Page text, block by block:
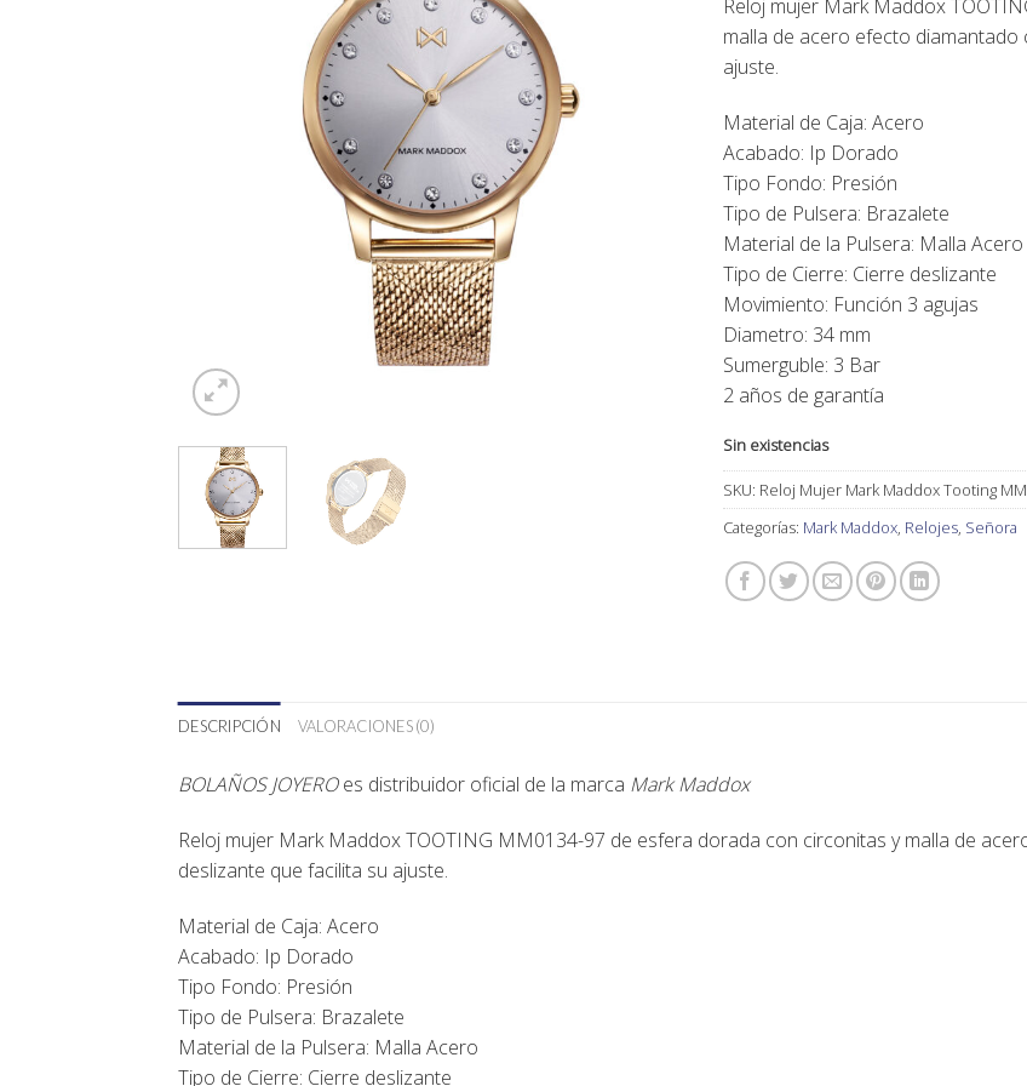
75,00€.67,00€.
Reloj mujer Mark Maddox
malla de acero efecto diamantado
ajuste.
Material de Caja: Acero
Acabado: Ip Dorado
Tipo Fondo: Presión
Tipo de Pulsera: Brazalete
Material de la Pulsera: Malla Acero
Tipo de Cierre: Cierre deslizante
Movimiento: Función 3 agujas
Diametro: 34 mm
Sumerguble: 3 Bar
2 años de garantía
Sin existencias
SKU: Reloj Mujer Mark Maddox Tooting
Categorías: Mark Maddox, Relojes, Señora
DESCRIPCIÓN VALORACIONES (0)
BOLAÑOS JOYEROes distribuidor oficial de la marca Mark Maddox
Reloj mujer Mark Maddox TOOTING MM0134-97 de esfera dorada con circonitas y malla de
deslizante que facilita su ajuste.
Material de Caja: Acero
Acabado: Ip Dorado
Tipo Fondo: Presión
Tipo de Pulsera: Brazalete
Material de la Pulsera: Malla Acero
Tipo de Cierre: Cierre deslizante